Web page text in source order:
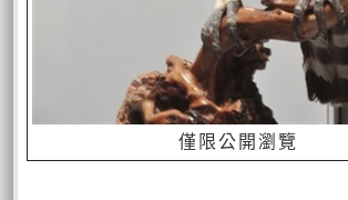
僅限公開瀏覽